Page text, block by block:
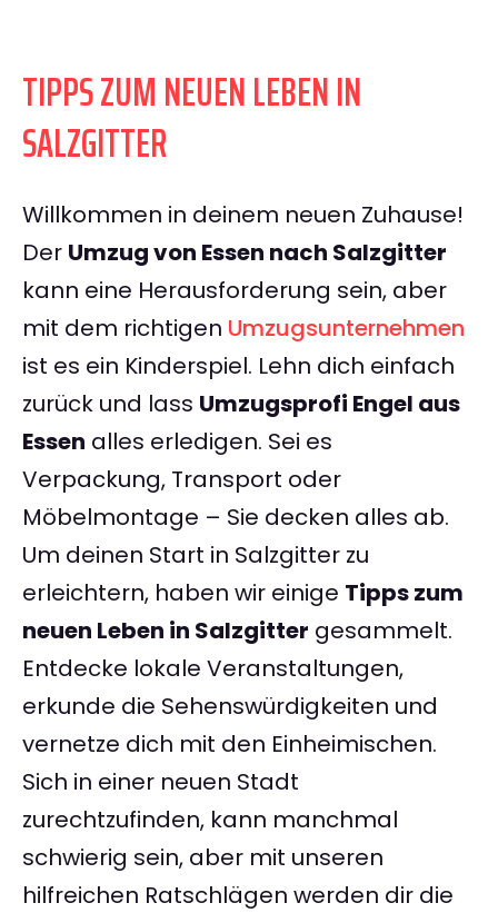
TIPPS ZUM NEUEN LEBEN IN
SALZGITTER
Willkommen in deinem neuen Zuhause!
Der Umzug von Essen nach Salzgitter
kann eine Herausforderung sein, aber
mit dem richtigen Umzugsunternehmen
ist es ein Kinderspiel. Lehn dich einfach
zurück und lass Umzugsprofi Engel aus
Essen alles erledigen. Sei es
Verpackung, Transport oder
Möbelmontage – Sie decken alles ab.
Um deinen Start in Salzgitter zu
erleichtern, haben wir einige Tipps zum
neuen Leben in Salzgitter gesammelt.
Entdecke lokale Veranstaltungen,
erkunde die Sehenswürdigkeiten und
vernetze dich mit den Einheimischen.
Sich in einer neuen Stadt
zurechtzufinden, kann manchmal
schwierig sein, aber mit unseren
hilfreichen Ratschlägen werden dir die